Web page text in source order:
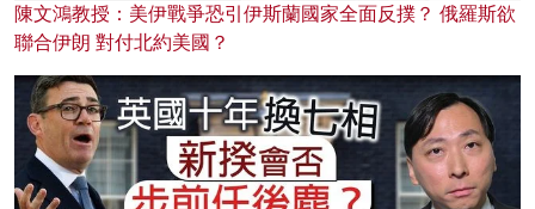
陳文鴻教授：美伊戰爭恐引伊斯蘭國家全面反撲？ 俄羅斯欲
聯合伊朗 對付北約美國？